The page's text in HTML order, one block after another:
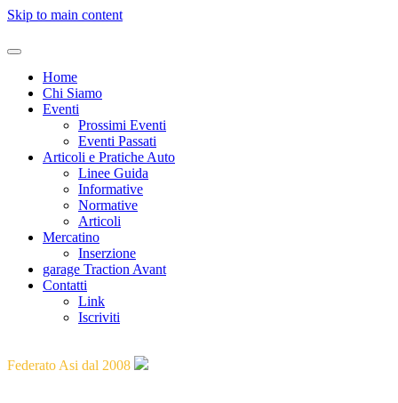
Skip to main content
Home
Chi Siamo
Eventi
Prossimi Eventi
Eventi Passati
Articoli e Pratiche Auto
Linee Guida
Informative
Normative
Articoli
Mercatino
Inserzione
garage Traction Avant
Contatti
Link
Iscriviti
Federato Asi dal 2008